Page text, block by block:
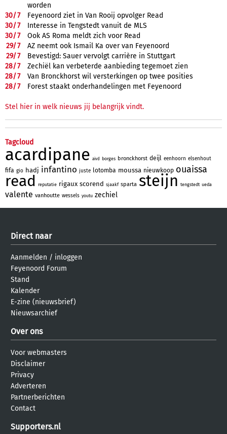
worden
30/7
Feyenoord ziet in Van Rooij opvolger Read
30/7
Interesse in Tengstedt vanuit de MLS
30/7
Ook AS Roma meldt zich voor Read
29/7
AZ neemt ook Ismail Ka over van Feyenoord
29/7
Bevestigd: Sauer vervolgt carrière in Stuttgart
28/7
Zechiël kan verbeterde aanbieding tegemoet zien
28/7
Van Bronckhorst wil versterkingen op twee posities
28/7 Forest staakt onderhandelingen met Feyenoord
Stel hier in welk nieuws jij belangrijk vindt.
Tagcloud
acardipane aivd borges bronckhorst deijl eenhoorn elsenhout
fifa gio hadj infantino juste lotomba moussa nieuwkoop ouaissa
read reputatie rigaux scorend sjaakf sparta steijn tengstedt ueda
valente vanhoutte wessels youtu zechiel
Direct naar
Aanmelden / inloggen
Feyenoord Forum
Stand
Kalender
E-zine (nieuwsbrief)
Nieuwsarchief
Over ons
Voor webmasters
Disclaimer
Privacy
Adverteren
Partnerberichten
Contact
Supporters.nl